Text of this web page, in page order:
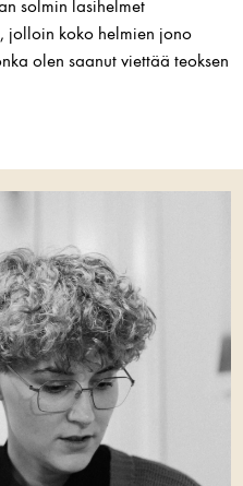
solmin lasihelmet
jolloin koko helmien jono
olen saanut viettää teoksen